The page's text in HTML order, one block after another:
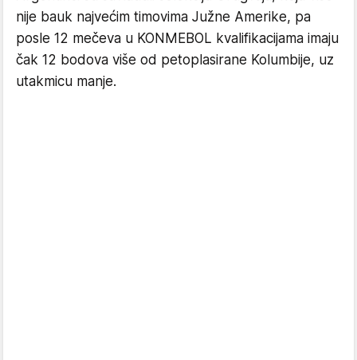
nije bauk najvećim timovima Južne Amerike, pa
posle 12 mečeva u KONMEBOL kvalifikacijama imaju
čak 12 bodova više od petoplasirane Kolumbije, uz
utakmicu manje.